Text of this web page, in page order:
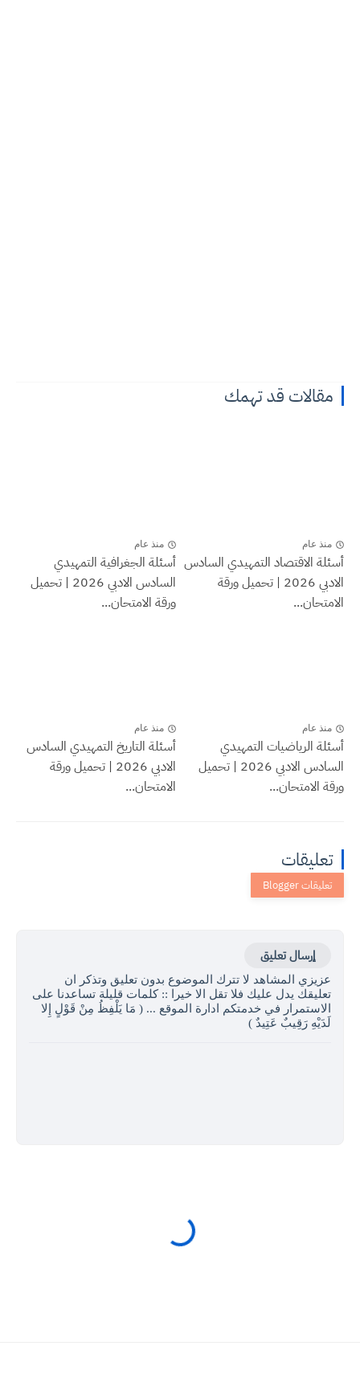
مقالات قد تهمك
منذ عام
أسئلة الاقتصاد التمهيدي السادس
الادبي 2026 | تحميل ورقة
الامتحان...
منذ عام
أسئلة الجغرافية التمهيدي
السادس الادبي 2026 | تحميل
ورقة الامتحان...
منذ عام
أسئلة الرياضيات التمهيدي
السادس الادبي 2026 | تحميل
ورقة الامتحان...
منذ عام
أسئلة التاريخ التمهيدي السادس
الادبي 2026 | تحميل ورقة
الامتحان...
تعليقات
إرسال تعليق
عزيزي المشاهد لا تترك الموضوع بدون تعليق وتذكر ان
تعليقك يدل عليك فلا تقل الا خيرا :: كلمات قليلة تساعدنا على
الاستمرار في خدمتكم ادارة الموقع ... ( مَا يَلْفِظُ مِنْ قَوْلٍ إِلا
لَدَيْهِ رَقِيبٌ عَتِيدٌ )